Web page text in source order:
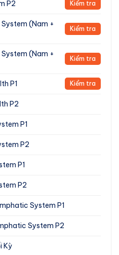
P2 Kiểm tra
(Nam +
Kiểm tra
(Nam +
Kiểm tra
P1 Kiểm tra
P2
P1
P2
P1
P2
System P1
System P2
Kỳ